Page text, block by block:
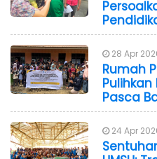
28 Apr
Rumah
Pasca
24 Apr